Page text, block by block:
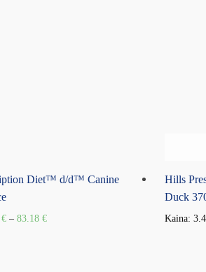
Diet™ d/d™ Canine
€ –83.18€
Hills
Duck
Kaina: